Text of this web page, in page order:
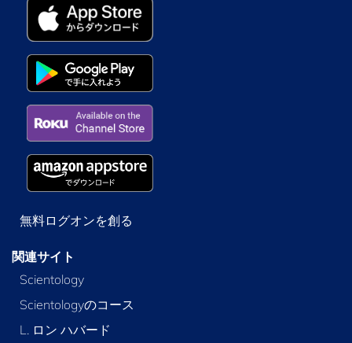
無料ログオンを創る
関連サイト
Scientology
Scientologyのコース
L. ロン ハバード